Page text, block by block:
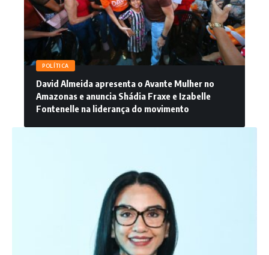
POLÍTICA
David Almeida apresenta o Avante Mulher no
Amazonas e anuncia Shádia Fraxe e Izabelle
Fontenelle na liderança do movimento